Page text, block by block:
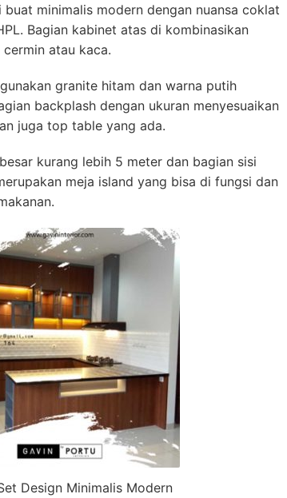
buat minimalis modern dengan nuansa coklat
Bagian kabinet atas di kombinasikan
atau kaca.
granite hitam dan warna putih
backplash dengan ukuran menyesuaikan
juga top table yang ada.
kurang lebih 5 meter dan bagian sisi
meja island yang bisa di fungsi dan
Design Minimalis Modern